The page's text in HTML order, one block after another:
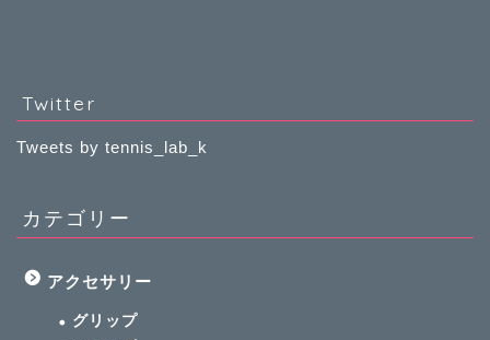
Twitter
Tweets by tennis_lab_k
カテゴリー
アクセサリー
グリップ